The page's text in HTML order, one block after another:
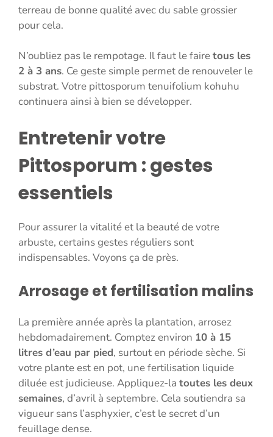
terreau de bonne qualité avec du sable grossier
pour cela.
N’oubliez pas le rempotage. Il faut le fairetous les
2 à 3 ans. Ce geste simple permet de renouveler le
substrat. Votre pittosporum tenuifolium kohuhu
continuera ainsi à bien se développer.
Entretenir votre
Pittosporum : gestes
essentiels
Pour assurer la vitalité et la beauté de votre
arbuste, certains gestes réguliers sont
indispensables. Voyons ça de près.
Arrosage et fertilisation malins
La première année après la plantation, arrosez
hebdomadairement. Comptez environ 10 à 15
litres d’eau par pied, surtout en période sèche. Si
votre plante est en pot, une fertilisation liquide
diluée est judicieuse. Appliquez-la toutes les deux
semaines, d’avril à septembre. Cela soutiendra sa
vigueur sans l’asphyxier, c’est le secret d’un
feuillage dense.